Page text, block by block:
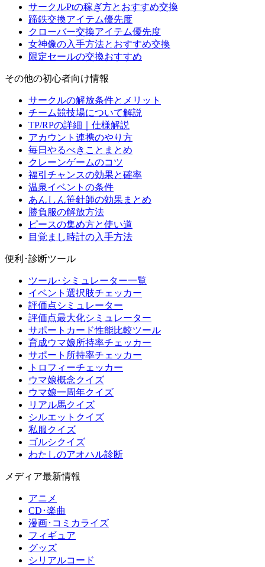
サークルPtの稼ぎ方とおすすめ交換
蹄鉄交換アイテム優先度
クローバー交換アイテム優先度
女神像の入手方法とおすすめ交換
限定セールの交換おすすめ
その他の初心者向け情報
サークルの解放条件とメリット
チーム競技場について解説
TP/RPの詳細｜仕様解説
アカウント連携のやり方
毎日やるべきことまとめ
クレーンゲームのコツ
福引チャンスの効果と確率
温泉イベントの条件
あんしん笹針師の効果まとめ
勝負服の解放方法
ピースの集め方と使い道
目覚まし時計の入手方法
便利･診断ツール
ツール･シミュレーター一覧
イベント選択肢チェッカー
評価点シミュレーター
評価点最大化シミュレーター
サポートカード性能比較ツール
育成ウマ娘所持率チェッカー
サポート所持率チェッカー
トロフィーチェッカー
ウマ娘概念クイズ
ウマ娘一周年クイズ
リアル馬クイズ
シルエットクイズ
私服クイズ
ゴルシクイズ
わたしのアオハル診断
メディア最新情報
アニメ
CD･楽曲
漫画･コミカライズ
フィギュア
グッズ
シリアルコード